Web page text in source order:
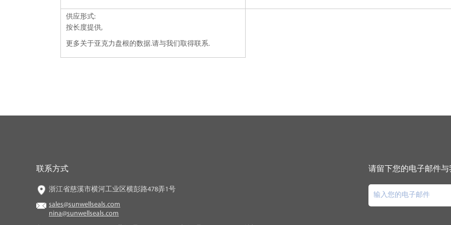
供应形式:
按长度提供,
更多关于亚克力盘根的数据.请与我们取得联系.
联系方式
浙江省慈溪市横河工业区横彭路478弄1号
sales@sunwellseals.com
nina@sunwellseals.com
请留下您的电子邮件与